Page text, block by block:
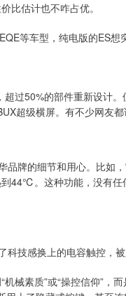
比估计也不咋占优。
等车型，纯电版的ES想
过50%的部件重新设计
超级横屏。有不少网友
牌的细节和用心。比如
44℃。这种功能，没有
技感换上的电容触控，被
械素质”或“操控信仰”，